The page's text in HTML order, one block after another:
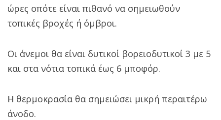
ώρες οπότε είναι πιθανό να σημειωθούν
τοπικές βροχές ή όμβροι.
Οι άνεμοι θα είναι δυτικοί βορειοδυτικοί 3 με 5
και στα νότια τοπικά έως 6 μποφόρ.
Η θερμοκρασία θα σημειώσει μικρή περαιτέρω
άνοδο.